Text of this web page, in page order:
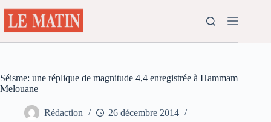
au
contenu
Séisme: une réplique de magnitude 4,4 enregistrée à Hammam
Melouane
Rédaction
26 décembre 2014